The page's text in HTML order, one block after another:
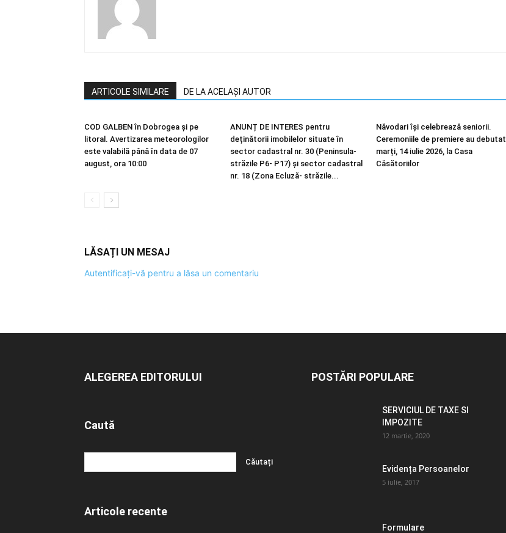
ARTICOLE SIMILARE DE LA ACELAȘI AUTOR
COD GALBEN în Dobrogea și pe
litoral. Avertizarea meteorologilor
este valabilă până în data de 07
august, ora 10:00
ANUNȚ DE INTERES pentru
deținătorii imobilelor situate în
sector cadastral nr. 30 (Peninsula-
străzile P6- P17) și sector cadastral
nr. 18 (Zona Ecluză- străzile...
Năvodari își celebrează seniorii.
Ceremoniile de premiere au debutat
marți, 14 iulie 2026, la Casa
Căsătoriilor
LĂSAȚI UN MESAJ
Autentificați-vă pentru a lăsa un comentariu
ALEGEREA EDITORULUI
Caută
Articole recente
POSTĂRI POPULARE
SERVICIUL DE TAXE SI
IMPOZITE
12 martie, 2020
Evidența Persoanelor
5 iulie, 2017
Formulare